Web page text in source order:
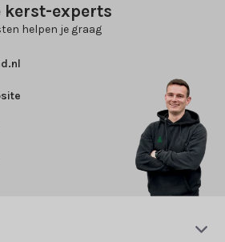
kerst-experts
helpen je graag